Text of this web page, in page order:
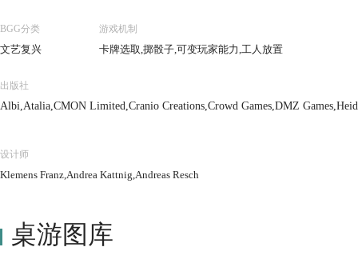
BGG分类
文艺复兴
游戏机制
卡牌选取,掷骰子,可变玩家能力,工人放置
出版社
Albi,Atalia,CMON Limited,Cranio Creations,Crowd Games,DMZ
设计师
Klemens Franz,Andrea Kattnig,Andreas Resch
桌游图库